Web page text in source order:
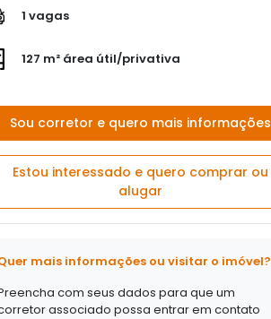
1 vagas
127 m² área útil/privativa
Sou corretor e quero mais informações
Estou interessado e quero comprar ou
alugar
mais informações ou visitar o imóvel?
com seus dados para que um
associado possa entrar em contato